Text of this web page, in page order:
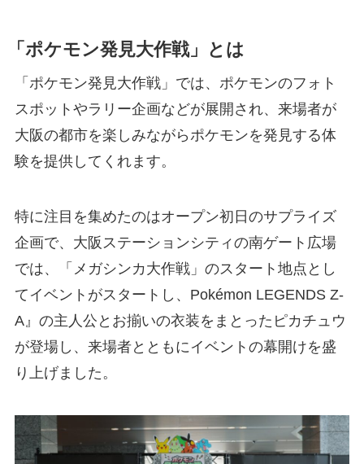
「ポケモン発見大作戦」とは
「ポケモン発見大作戦」では、ポケモンのフォト
スポットやラリー企画などが展開され、来場者が
大阪の都市を楽しみながらポケモンを発見する体
験を提供してくれます。
特に注目を集めたのはオープン初日のサプライズ
企画で、大阪ステーションシティの南ゲート広場
では、「メガシンカ大作戦」のスタート地点とし
てイベントがスタートし、Pokémon LEGENDS Z-
A』の主人公とお揃いの衣装をまとったピカチュウ
が登場し、来場者とともにイベントの幕開けを盛
り上げました。